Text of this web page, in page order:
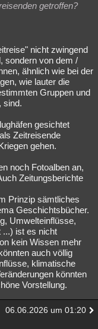
getroffen?
nicht zwingend
sondern von dem /
ähnlich wie bei der
wie lauter die
Gruppen und
sind.
gesichtet
Zeitreisende
gehen.
noch Fotoalben an,
Zeitungsberichte
Prinzip sämtliches
Geschichtsbücher.
Umwelteinflüsse,
...) ist es nicht
kein Wissen mehr
auch völlig
klimatische
könnten
Vorstellung.
06.06.2026 um 01:20